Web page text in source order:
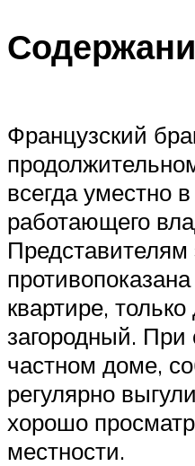
Французский
всегда уместно
работающего
Представителям
квартире,
загородный. При
частном доме,
регулярно
хорошо
местности.